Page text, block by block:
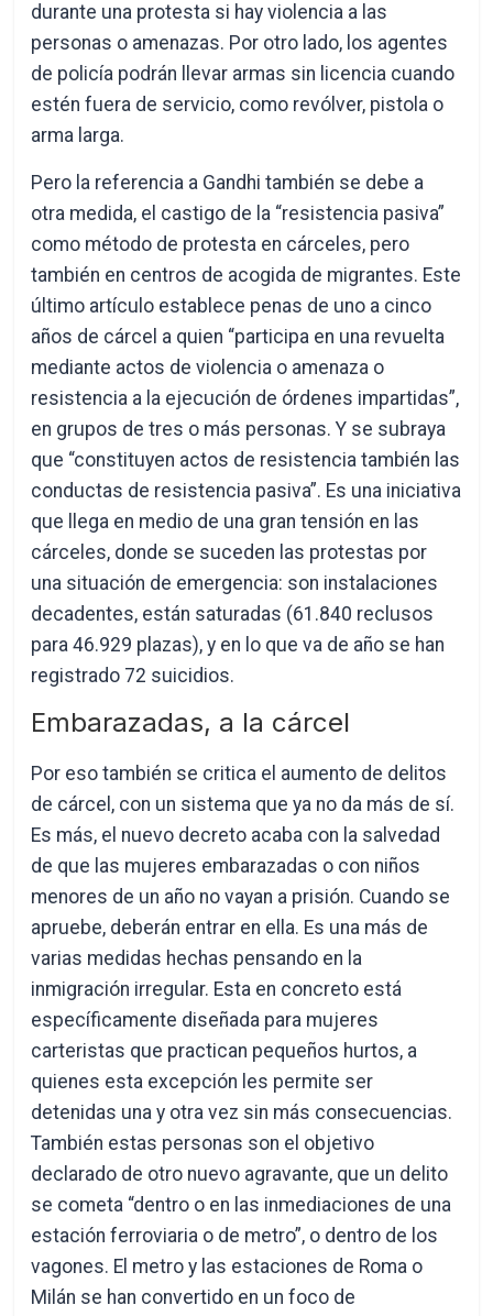
durante una protesta si hay violencia a las
personas o amenazas. Por otro lado, los agentes
de policía podrán llevar armas sin licencia cuando
estén fuera de servicio, como revólver, pistola o
arma larga.
Pero la referencia a Gandhi también se debe a
otra medida, el castigo de la “resistencia pasiva”
como método de protesta en cárceles, pero
también en centros de acogida de migrantes. Este
último artículo establece penas de uno a cinco
años de cárcel a quien “participa en una revuelta
mediante actos de violencia o amenaza o
resistencia a la ejecución de órdenes impartidas”,
en grupos de tres o más personas. Y se subraya
que “constituyen actos de resistencia también las
conductas de resistencia pasiva”. Es una iniciativa
que llega en medio de una gran tensión en las
cárceles, donde se suceden las protestas por
una situación de emergencia: son instalaciones
decadentes, están saturadas (61.840 reclusos
para 46.929 plazas), y en lo que va de año se han
registrado 72 suicidios.
Embarazadas, a la cárcel
Por eso también se critica el aumento de delitos
de cárcel, con un sistema que ya no da más de sí.
Es más, el nuevo decreto acaba con la salvedad
de que las mujeres embarazadas o con niños
menores de un año no vayan a prisión. Cuando se
apruebe, deberán entrar en ella. Es una más de
varias medidas hechas pensando en la
inmigración irregular. Esta en concreto está
específicamente diseñada para mujeres
carteristas que practican pequeños hurtos, a
quienes esta excepción les permite ser
detenidas una y otra vez sin más consecuencias.
También estas personas son el objetivo
declarado de otro nuevo agravante, que un delito
se cometa “dentro o en las inmediaciones de una
estación ferroviaria o de metro”, o dentro de los
vagones. El metro y las estaciones de Roma o
Milán se han convertido en un foco de